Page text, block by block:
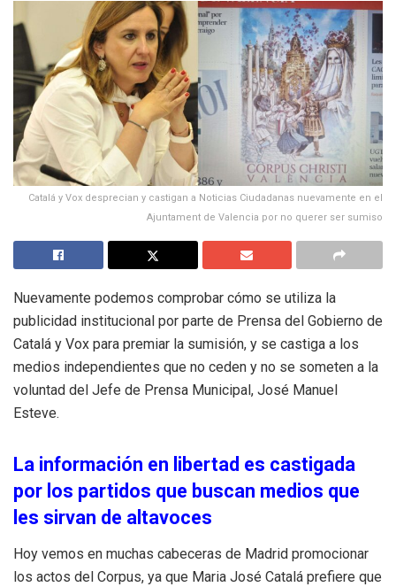
Catalá y Vox desprecian y castigan a Noticias Ciudadanas nuevamente en el
Ajuntament de Valencia por no querer ser sumiso
Nuevamente podemos comprobar cómo se utiliza la
publicidad institucional por parte de Prensa del Gobierno de
Catalá y Vox para premiar la sumisión, y se castiga a los
medios independientes que no ceden y no se someten a la
voluntad del Jefe de Prensa Municipal, José Manuel
Esteve.
La información en libertad es castigada
por los partidos que buscan medios que
les sirvan de altavoces
Hoy vemos en muchas cabeceras de Madrid promocionar
los actos del Corpus, ya que Maria José Catalá prefiere que